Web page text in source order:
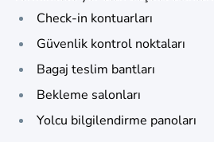
Check-in kontuarları
Güvenlik kontrol noktaları
Bagaj teslim bantları
Bekleme salonları
Yolcu bilgilendirme panoları